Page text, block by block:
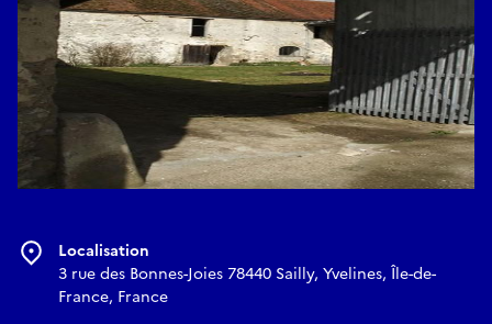
Localisation
3 rue des Bonnes-Joies 78440 Sailly, Yvelines, Île-de-
France, France